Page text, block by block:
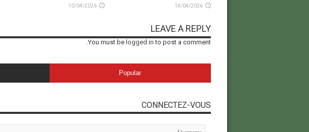
14/04/2026
10/04/2026
LEAVE A REPLY
You must be logged in to post a comment.
Popular
CONNECTEZ-VOUS